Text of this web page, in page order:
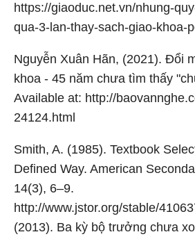
https://giaoduc.net.vn/nhung-
qua-3-lan-thay-sach-giao-khoa-
Nguyễn Xuân Hãn, (2021). Đổi
khoa - 45 năm chưa tìm thấy
Available at: http://
24124.html
Smith, A. (1985). Textbook
Defined Way. American
14(3), 6–9.
http://www.jstor.org/stable/
(2013). Ba kỳ bộ trưởng chưa